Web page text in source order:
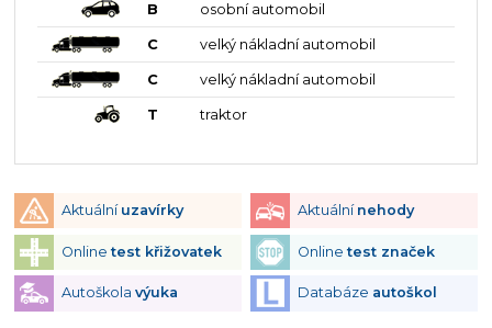
B osobní automobil
C velký nákladní automobil
C velký nákladní automobil
T traktor
Aktuální uzavírky Aktuální nehody
Onlinetest křižovatek Onlinetest značek
Autoškola výuka Databáze autoškol